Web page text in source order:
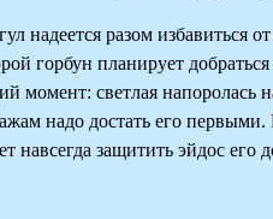
надеется разом избавиться
горбун планирует
момент: светлая
надо достать его
защитить эйдос его